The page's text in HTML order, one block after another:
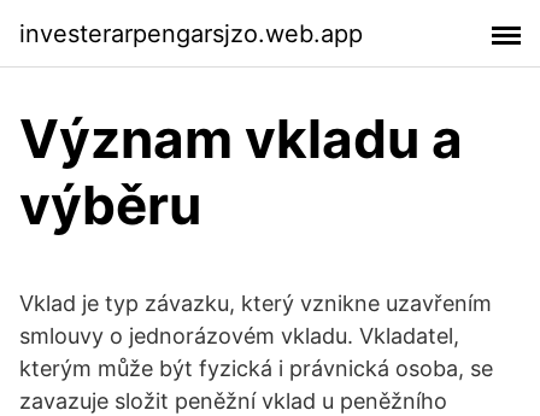
investerarpengarsjzo.web.app
Význam vkladu a
výběru
Vklad je typ závazku, který vznikne uzavřením
smlouvy o jednorázovém vkladu. Vkladatel,
kterým může být fyzická i právnická osoba, se
zavazuje složit peněžní vklad u peněžního